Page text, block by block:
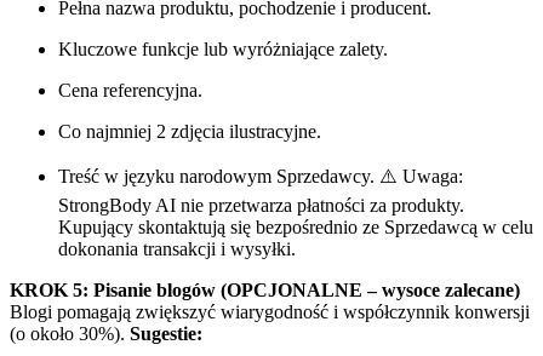
Pełna nazwa produktu, pochodzenie i producent.
Kluczowe funkcje lub wyróżniające zalety.
Cena referencyjna.
Co najmniej 2 zdjęcia ilustracyjne.
Treść w języku narodowym Sprzedawcy. ⚠️ Uwaga:
StrongBody AI nie przetwarza płatności za produkty.
Kupujący skontaktują się bezpośrednio ze Sprzedawcą w celu
dokonania transakcji i wysyłki.
KROK 5: Pisanie blogów (OPCJONALNE – wysoce zalecane)
Blogi pomagają zwiększyć wiarygodność i współczynnik konwersji
(o około 30%). Sugestie: